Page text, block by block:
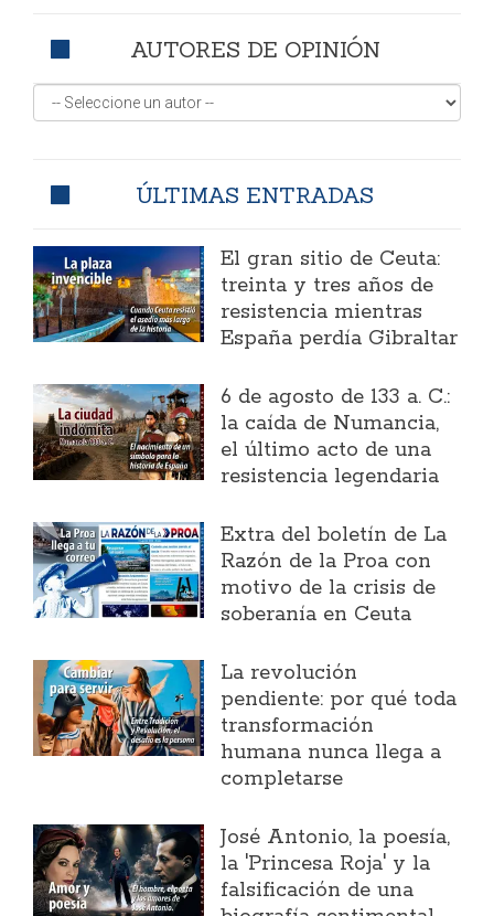
AUTORES DE OPINIÓN
ÚLTIMAS ENTRADAS
El gran sitio de Ceuta:
treinta y tres años de
resistencia mientras
España perdía Gibraltar
6 de agosto de 133 a. C.:
la caída de Numancia,
el último acto de una
resistencia legendaria
Extra del boletín de La
Razón de la Proa con
motivo de la crisis de
soberanía en Ceuta
La revolución
pendiente: por qué toda
transformación
humana nunca llega a
completarse
José Antonio, la poesía,
la 'Princesa Roja' y la
falsificación de una